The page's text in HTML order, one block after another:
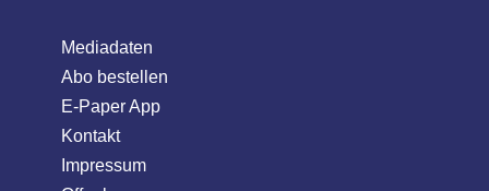
Mediadaten
Abo bestellen
E-Paper App
Kontakt
Impressum